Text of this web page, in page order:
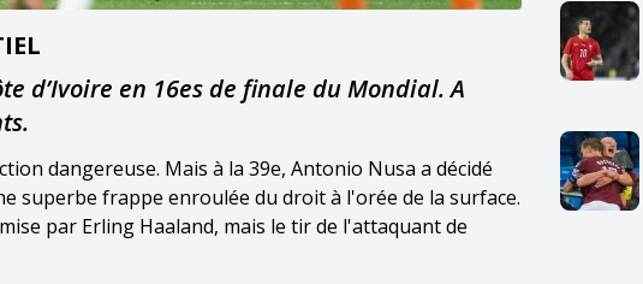
d’Ivoire en 16es de finale du Mondial. A
dangereuse. Mais à la 39e, Antonio Nusa a décidé
superbe frappe enroulée du droit à l'orée de la surface.
par Erling Haaland, mais le tir de l'attaquant de